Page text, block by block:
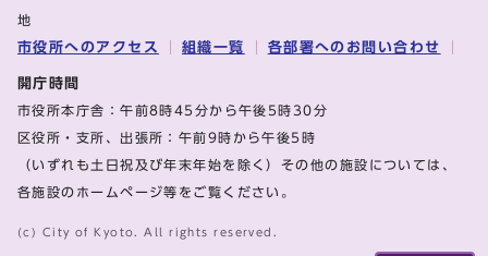
地
市役所へのアクセス 組織一覧 各部署へのお問い合わせ
開庁時間
市役所本庁舎：午前8時45分から午後5時30分
区役所・支所、出張所：午前9時から午後5時
（いずれも土日祝及び年末年始を除く）その他の施設については、
各施設のホームページ等をご覧ください。
(c) City of Kyoto. All rights reserved.